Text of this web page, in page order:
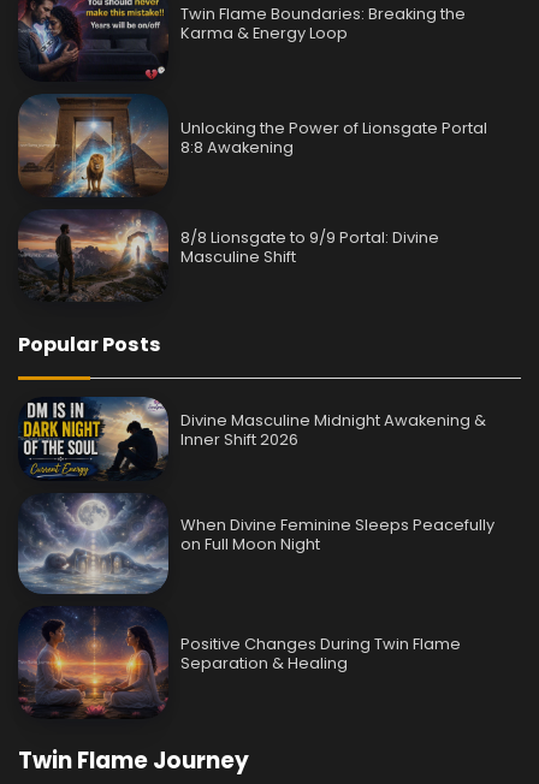
Twin Flame Boundaries: Breaking the
Karma & Energy Loop
Unlocking the Power of Lionsgate Portal
8:8 Awakening
8/8 Lionsgate to 9/9 Portal: Divine
Masculine Shift
Popular Posts
Divine Masculine Midnight Awakening &
Inner Shift 2026
When Divine Feminine Sleeps Peacefully
on Full Moon Night
Positive Changes During Twin Flame
Separation & Healing
Twin Flame Journey